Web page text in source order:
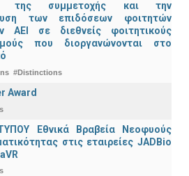
της συμμετοχής και την
των επιδόσεων φοιτητών
ΑΕΙ σε διεθνείς φοιτητικούς
που διοργανώνονται στο
#Distinctions
Award
Εθνικά Βραβεία Νεοφυούς
στις εταιρείες JADBio